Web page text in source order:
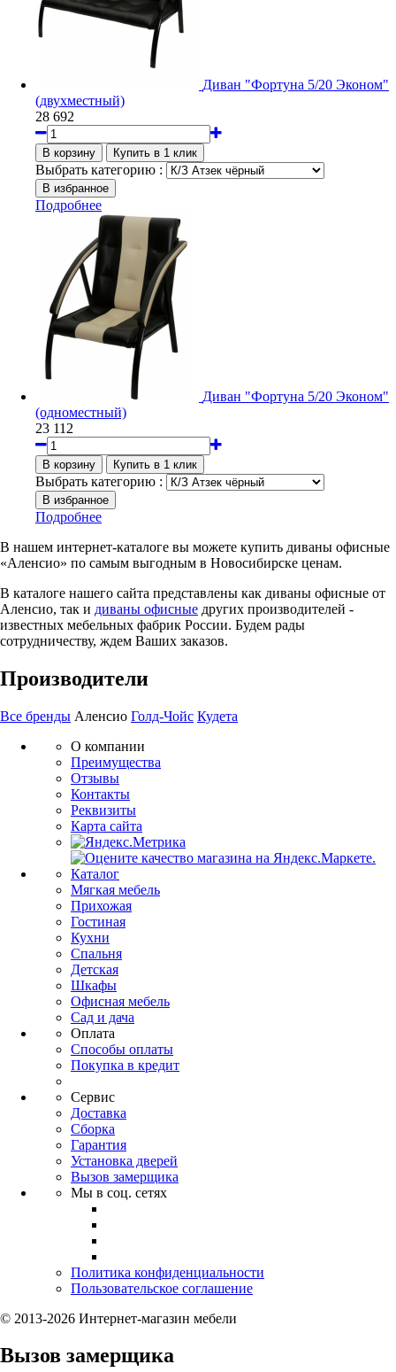
Диван "Фортуна 5/20 Эконом"
(двухместный)
28 692
Выбрать категорию :
Подробнее
Диван "Фортуна 5/20 Эконом"
(одноместный)
23 112
Выбрать категорию :
Подробнее
В нашем интернет-каталоге вы можете купить диваны офисные
«Аленсио» по самым выгодным в Новосибирске ценам.
В каталоге нашего сайта представлены как диваны офисные от
Аленсио, так и диваны офисные других производителей -
известных мебельных фабрик России. Будем рады
сотрудничеству, ждем Ваших заказов.
Производители
Все бренды Аленсио Голд-Чойс Кудета
О компании
Преимущества
Отзывы
Контакты
Реквизиты
Карта сайта
Каталог
Мягкая мебель
Прихожая
Гостиная
Кухни
Спальня
Детская
Шкафы
Офисная мебель
Сад и дача
Оплата
Способы оплаты
Покупка в кредит
Сервис
Доставка
Сборка
Гарантия
Установка дверей
Вызов замерщика
Мы в соц. сетях
Политика конфиденциальности
Пользовательское соглашение
© 2013-2026 Интернет-магазин мебели
Вызов замерщика